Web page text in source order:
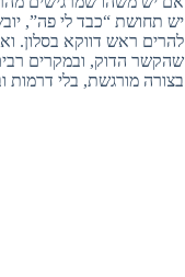
יש תחושת “כבד לי פה”,
להרים ראש דווקא בסלון.
שהקשר הדוק, ובמקרים
בצורה מורגשת, בלי דרמות